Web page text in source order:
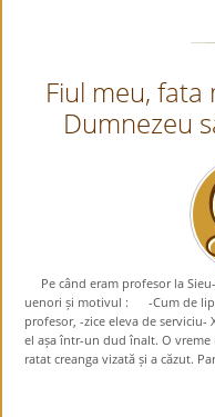
Fiul meu,
Dumnezeu
Pe când eram profesor la
uenori și motivul : -Cum de
profesor, -zice eleva de serviciu-
el așa într-un dud înalt. O
ratat creanga vizată și a căzut.